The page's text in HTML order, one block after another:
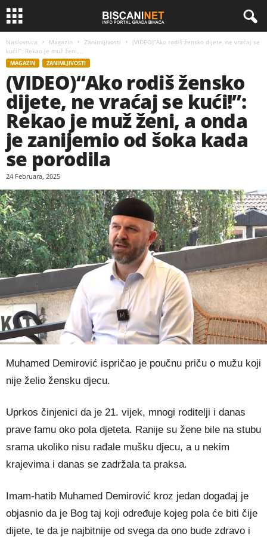
Naslovnica Magazin Zanimljivosti
(VIDEO)“Ako rodiš žensko dijete, ne vraćaj se
kući!”: Rekao je muž ženi,...
MAGAZIN ZANIMLJIVOSTI
(VIDEO)“Ako rodiš žensko
dijete, ne vraćaj se kući!”:
Rekao je muž ženi, a onda
je zanijemio od šoka kada
se porodila
24 Februara, 2025
Muhamed Demirović ispričao je poučnu priču o mužu koji
nije želio žensku djecu.
Uprkos činjenici da je 21. vijek, mnogi roditelji i danas
prave famu oko pola djeteta. Ranije su žene bile na stubu
srama ukoliko nisu rađale mušku djecu, a u nekim
krajevima i danas se zadržala ta praksa.
Imam-hatib Muhamed Demirović kroz jedan događaj je
objasnio da je Bog taj koji određuje kojeg pola će biti čije
dijete, te da je najbitnije od svega da ono bude zdravo i